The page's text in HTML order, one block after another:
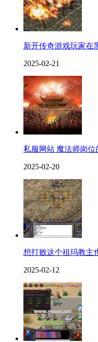
新开传奇游戏玩家在
2025-02-21
私服网站 魔法师岗
2025-02-20
想打败这个祖玛教主
2025-02-12